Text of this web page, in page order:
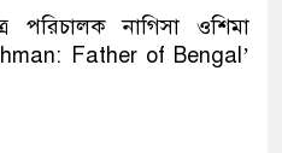
পরিচালক নাগিসা ওশিমা
Father of Bengal’